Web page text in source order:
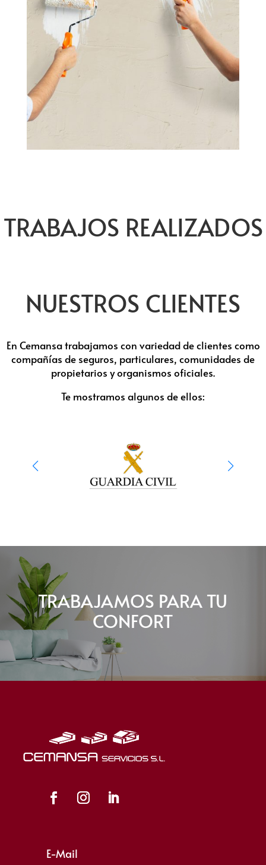
TRABAJOS REALIZADOS
NUESTROS CLIENTES
En Cemansa trabajamos con variedad de clientes como
compañías de seguros, particulares, comunidades de
propietarios y organismos oficiales.
Te mostramos algunos de ellos:
TRABAJAMOS PARA TU
CONFORT
E-Mail